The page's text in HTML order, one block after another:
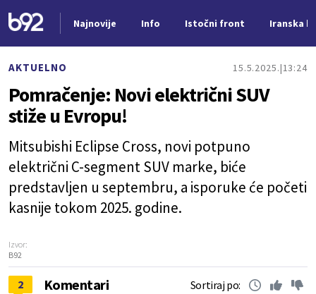
Najnovije Info Istočni front Iranska
AKTUELNO 15.5.2025. 13:24
Pomračenje: Novi električni SUV
stiže u Evropu!
Mitsubishi Eclipse Cross, novi potpuno
električni C-segment SUV marke, biće
predstavljen u septembru, a isporuke će početi
kasnije tokom 2025. godine.
Izvor:
B92
2 Komentari Sortiraj po: